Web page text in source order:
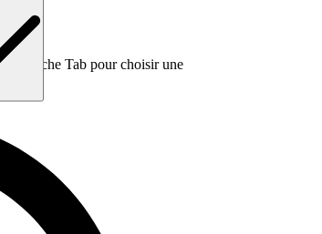
la touche Tab pour choisir une